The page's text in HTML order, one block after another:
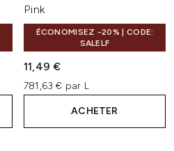
Pink
ÉCONOMISEZ -20% | CODE:
SALELF
11,49 €
781,63 € par L
ACHETER